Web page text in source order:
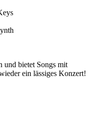
und bietet Songs mit
ein lässiges Konzert!